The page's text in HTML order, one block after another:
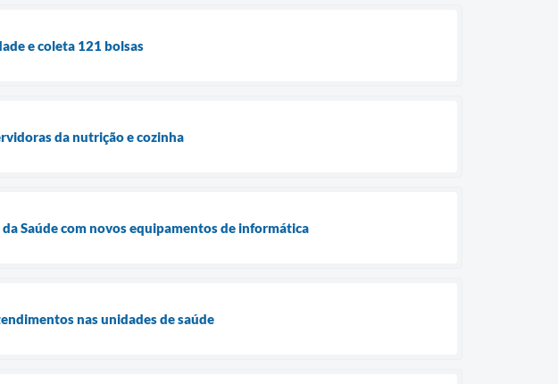
e coleta 121 bolsas
da nutrição e cozinha
Saúde com novos equipamentos de informática
nas unidades de saúde